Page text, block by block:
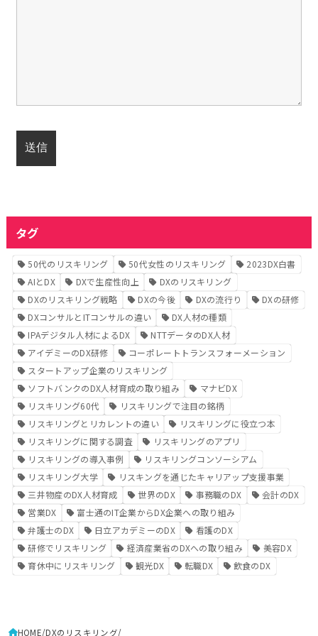
タグ
50代のリスキリング 50代女性のリスキリング
2023DX白書
AIとDX
DXで生産性向上
DXのリスキリング
DXのリスキリング戦略
DXの今後 DXの流行り
DXの研修
DXコンサルとITコンサルの違い
DX人材の種類
IPAデジタル人材によるDX
NTTデータのDX人材
アイデミーのDX研修
コーポレートトランスフォーメーション
スタートアップ企業のリスキリング
ソフトバンクのDX人材育成の取り組み
マナビDX
リスキリング60代
リスキリングで注目の銘柄
リスキリングとリカレントの違い
リスキリングに役立つ本
リスキリングに関する調査
リスキリングのアプリ
リスキリングの導入事例
リスキリングコンソーシアム
リスキリング大学
リスキングを通じたキャリアップ支援事業
三井物産のDX人材育成
世界のDX 事務職のDX
会計のDX
営業DX
富士通のIT企業からDX企業への取り組み
弁護士のDX
日立アカデミーのDX
看護のDX
研修でリスキリング
経済産業省のDXへの取り組み
美容DX
育休中にリスキリング
観光DX 転職DX 飲食のDX
HOME DXのリスキリング